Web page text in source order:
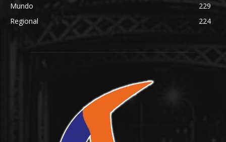
Mundo
229
Regional
224